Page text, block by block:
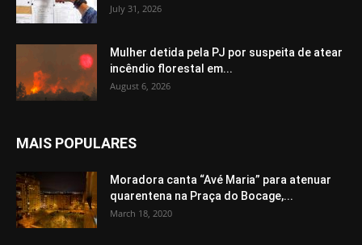
July 31, 2026
Mulher detida pela PJ por suspeita de atear
incêndio florestal em...
August 6, 2026
MAIS POPULARES
Moradora canta “Avé Maria” para atenuar
quarentena na Praça do Bocage,...
March 18, 2020